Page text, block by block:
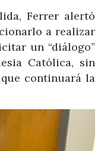
Ferrer alertó
a realizar
un “diálogo”
Católica, sin
continuará la